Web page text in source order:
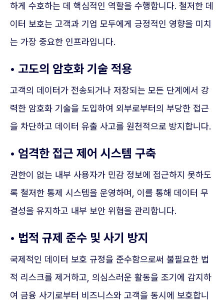
하게 수호하는 데 핵심적인 역할을 수행합니다. 철저한 데
이터 보호는 고객과 기업 모두에게 긍정적인 영향을 미치
는 가장 중요한 인프라입니다.
• 고도의 암호화 기술 적용
고객의 데이터가 전송되거나 저장되는 모든 단계에서 강
력한 암호화 기술을 도입하여 외부로부터의 부당한 접근
을 차단하고 데이터 유출 사고를 원천적으로 방지합니다.
• 엄격한 접근 제어 시스템 구축
권한이 없는 내부 사용자가 민감 정보에 접근하지 못하도
록 철저한 통제 시스템을 운영하며, 이를 통해 데이터 무
결성을 유지하고 내부 보안 위협을 관리합니다.
• 법적 규제 준수 및 사기 방지
국제적인 데이터 보호 규정을 준수함으로써 불필요한 법
적 리스크를 제거하고, 의심스러운 활동을 조기에 감지하
여 금융 사기로부터 비즈니스와 고객을 동시에 보호합니